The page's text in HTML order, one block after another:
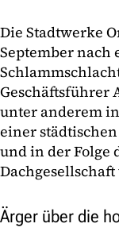
Die Stadtwerke
September
Geschäftsführer
unter anderem
einer
und in der Folge
Ärger über die